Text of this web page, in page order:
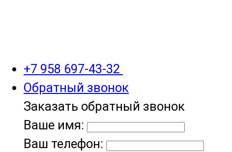
+7 958 697-43-32
Обратный звонок
Заказать обратный звонок
Ваше имя:
Ваш телефон: